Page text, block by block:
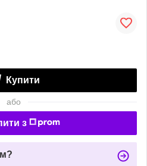
Купити
або
з